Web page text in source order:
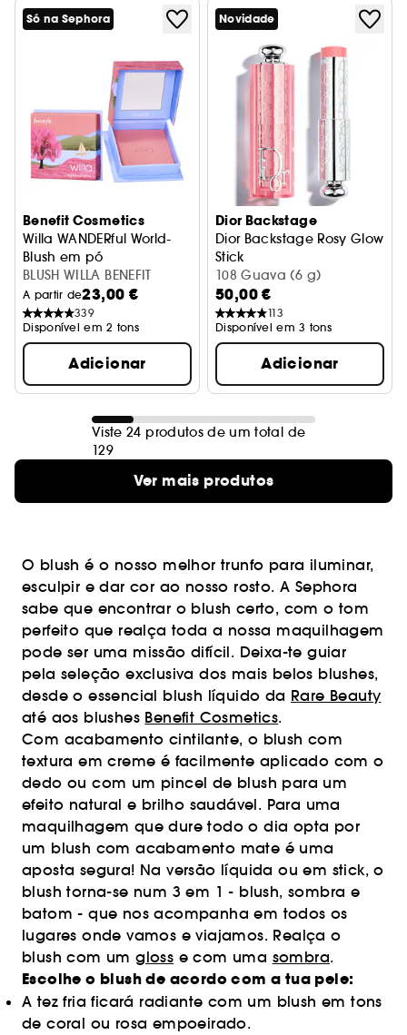
Só na Sephora
Benefit Cosmetics
Willa WANDERful World-
Blush em pó
BLUSH WILLA BENEFIT
A partir de23,00 €
339
Disponível em 2 tons
Adicionar
Novidade
Dior Backstage
Dior Backstage Rosy Glow
Stick
blush em stick com cor
108 Guava (6 g)
50,00 €
113
Disponível em 3 tons
Adicionar
Viste 24 produtos de um total de
129
Ver mais produtos
O blush é o nosso melhor trunfo para iluminar,
esculpir e dar cor ao nosso rosto. A Sephora
sabe que encontrar o blush certo, com o tom
perfeito que realça toda a nossa maquilhagem
pode ser uma missão difícil. Deixa-te guiar
pela seleção exclusiva dos mais belos blushes,
desde o essencial blush líquido da Rare Beauty
até aos blushes Benefit Cosmetics.
Com acabamento cintilante, o blush com
textura em creme é facilmente aplicado com o
dedo ou com um pincel de blush para um
efeito natural e brilho saudável. Para uma
maquilhagem que dure todo o dia opta por
um blush com acabamento mate é uma
aposta segura! Na versão líquida ou em stick, o
blush torna-se num 3 em 1 - blush, sombra e
batom - que nos acompanha em todos os
lugares onde vamos e viajamos. Realça o
blush com umgloss e com uma sombra.
Escolhe o blush de acordo com a tua pele:
A tez fria ficará radiante com um blush em tons
de coral ou rosa empoeirado.